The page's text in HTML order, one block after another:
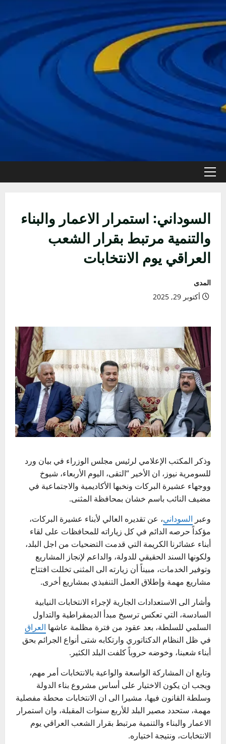
القائمة
السوداني: استمرار الاعمار والبناء
والتنمية مرتبط بقرار الشعب
العراقي يوم الانتخابات
المدى
أكتوبر 29, 2025
وذكر المكتب الإعلامي لرئيس مجلس الوزراء في بيان ورد
للسومرية نيوز، ان الأخير “التقى، اليوم الأربعاء، شيوخ
ووجهاء عشيرة البركات ونخبها الأكاديمية والاجتماعية في
مضيف النائب باسم خشان بمحافظة المثنى.
وعبر السوداني، عن تقديره العالي لأبناء عشيرة البركات،
مؤكداً حرصه الدائم في كل زياراته للمحافظات على لقاء
أبناء عشائرنا الكريمة التي قدمت التضحيات من اجل البلد،
ولكونها السند الحقيقي للدولة، والداعم لإنجاز المشاريع
وتوفير الخدمات، مبيناً أن زيارته الى المثنى تخللت افتتاح
مشاريع مهمة وإطلاق العمل التنفيذي بمشاريع أخرى.
وأشار الى الاستعدادات الجارية لإجراء الانتخابات النيابية
السادسة، التي تعكس ترسيخ مبدأ الديمقراطية والتداول
السلمي للسلطة، بعد عقود من فترة مظلمة عاشها العراق
في ظل النظام الدكتاتوري وارتكابه شتى أنواع الجرائم بحق
أبناء شعبنا، وخوضه حروباً كلفت البلد الكثير.
وتابع ان المشاركة الواسعة والواعية بالانتخابات أمر مهم،
ويجب ان يكون الاختيار على أساس مشروع بناء الدولة
وسلطة القانون فيها، مشيرا الى ان الانتخابات محطة مفصلية
مهمة، ستحدد مصير البلد للأربع سنوات المقبلة، وان استمرار
الاعمار والبناء والتنمية مرتبط بقرار الشعب العراقي يوم
الانتخابات، ونتيجة اختياره.